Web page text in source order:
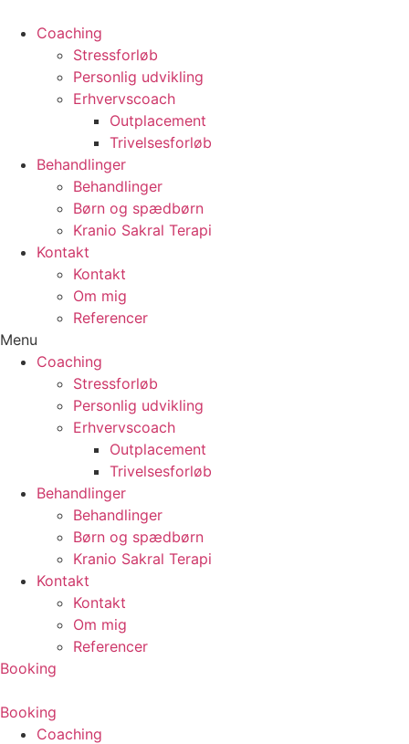
Coaching
Stressforløb
Personlig udvikling
Erhvervscoach
Outplacement
Trivelsesforløb
Behandlinger
Behandlinger
Børn og spædbørn
Kranio Sakral Terapi
Kontakt
Kontakt
Om mig
Referencer
Menu
Coaching
Stressforløb
Personlig udvikling
Erhvervscoach
Outplacement
Trivelsesforløb
Behandlinger
Behandlinger
Børn og spædbørn
Kranio Sakral Terapi
Kontakt
Kontakt
Om mig
Referencer
Booking
Booking
Coaching